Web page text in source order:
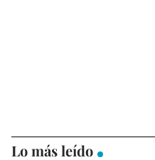
Lo más leído